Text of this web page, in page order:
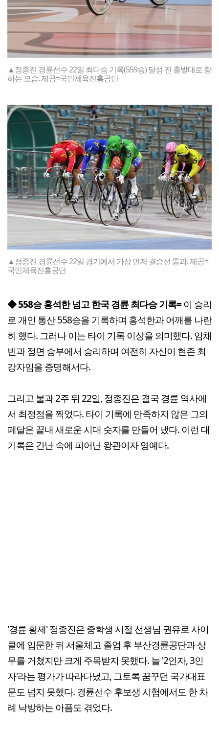
▲정종진 경륜선수 22일 최다승 기록(559승) 달성 전 출발대로 향
하는 모습. 제공=국민체육진흥공단
▲정종진 경륜선수 22일 경기에서 가장 먼저 결승선 통과. 제공=
국민체육진흥공단
◆ 558승 홍석한 넘고 한국 경륜 최다승 기록=이 승리
로 개인 통산 558승을 기록하며 홍석한과 어깨를 나란
히 했다. 그러나 이는 타이 기록 이상을 의미했다. 임채
빈과 정면 승부에서 승리하며 여전히 자신이 현존 최
강자임을 증명해서다.
그리고 불과 2주 뒤 22일, 정종진은 결국 경륜 역사에
서 최정점을 찍었다. 타이 기록에 만족하지 않은 그의
페달은 끝내 새로운 시대 숫자를 만들어 냈다. 이런 대
기록은 간난 속에 피어난 왕관이자 영예다.
'경륜 황제' 정종진은 중학생 시절 선생님 권유로 사이
클에 입문한 뒤 서울체고 졸업 후 부산경륜공단과 상
무를 거쳤지만 크게 주목받지 못했다. 늘 '2인자, 3인
자'라는 평가가 따라다녔고, 그토록 꿈꾸던 국가대표
문도 넘지 못했다. 경륜선수 후보생 시험에서도 한 차
례 낙방하는 아픔도 겪었다.